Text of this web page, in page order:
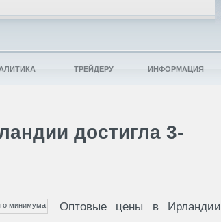
достигла 3-
Оптовые цены в Ирландии
ТРЕЙДЕРУ ИНФОРМАЦИЯ